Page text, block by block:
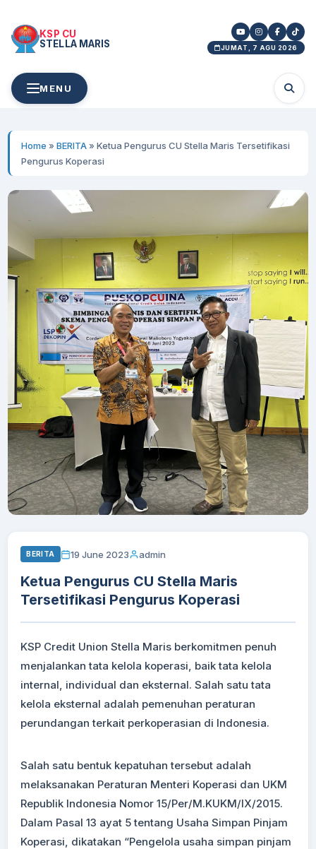
KSP CU
STELLA MARIS
JUMAT, 7 AGU 2026
MENU
Home »BERITA»Ketua Pengurus CU Stella Maris Tersetifikasi
Pengurus Koperasi
BERITA 19 June 2023 admin
Ketua Pengurus CU Stella Maris
Tersetifikasi Pengurus Koperasi
KSP Credit Union Stella Maris berkomitmen penuh
menjalankan tata kelola koperasi, baik tata kelola
internal, individual dan eksternal. Salah satu tata
kelola eksternal adalah pemenuhan peraturan
perundangan terkait perkoperasian di Indonesia.
Salah satu bentuk kepatuhan tersebut adalah
melaksanakan Peraturan Menteri Koperasi dan UKM
Republik Indonesia Nomor 15/Per/M.KUKM/IX/2015.
Dalam Pasal 13 ayat 5 tentang Usaha Simpan Pinjam
Koperasi, dikatakan “Pengelola usaha simpan pinjam